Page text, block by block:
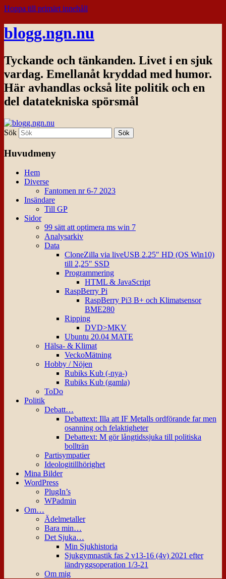
Hoppa till primärt innehåll
blogg.ngn.nu
Tyckande och tänkanden. Livet i en sjuk
vardag. Emellanåt kryddad med humor.
Här avhandlas också lite politik och en
del datatekniska spörsmål
Sök
Huvudmeny
Hem
Diverse
Fantomen nr 6-7 2023
Insändare
Till GP
Sidor
99 sätt att optimera ms win 7
Analysarkiv
Data
CloneZilla via liveUSB 2.25″ HD (OS Win10)
till 2,25″ SSD
Programmering
HTML & JavaScript
RaspBerry Pi
RaspBerry Pi3 B+ och Klimatsensor
BME280
Ripping
DVD>MKV
Ubuntu 20.04 MATE
Hälsa- & Klimat
VeckoMätning
Hobby / Nöjen
Rubiks Kub (-nya-)
Rubiks Kub (gamla)
ToDo
Politik
Debatt…
Debattext: Illa att IF Metalls ordförande far men
osanning och felaktigheter
Debattext: M gör långtidssjuka till politiska
bollträn
Partisympatier
Ideologitillhörighet
Mina Bilder
WordPress
PlugIn’s
WPadmin
Om…
Ädelmetaller
Bara min…
Det Sjuka…
Min Sjukhistoria
Sjukgymnastik fas 2 v13-16 (4v) 2021 efter
ländryggsoperation 1/3-21
Om mig